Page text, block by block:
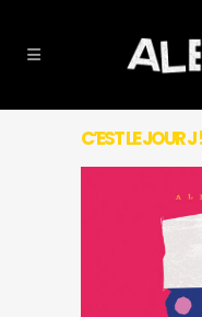
C’EST LE JOUR J !